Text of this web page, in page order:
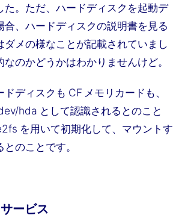
た。ただ、ハードディスクを起動デ
合、ハードディスクの説明書を見る
ダメの様なことが記載されていまし
のかどうかはわかりませんけど。
ドディスクも CF メモリカードも、
hda として認識されるとのこと
を用いて初期化して、マウントす
のことです。
ービス